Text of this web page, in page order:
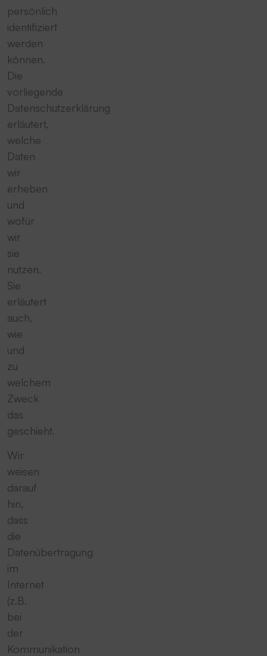
persönlich
identifiziert
werden
können.
Die
vorliegende
Datenschutzerklärung
erläutert,
welche
Daten
wir
erheben
und
wofür
wir
sie
nutzen.
Sie
erläutert
auch,
wie
und
zu
welchem
Zweck
das
geschieht.
Wir
weisen
darauf
hin,
dass
die
Datenübertragung
im
Internet
(z.B.
bei
der
Kommunikation